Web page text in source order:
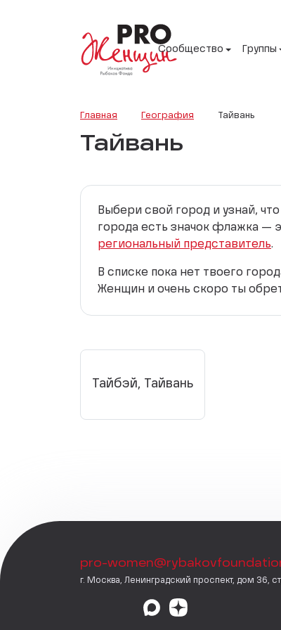
Сообщество Группы
Главная География Тайвань
Тайвань
Выбери свой город и узнай,
города есть значок флажка —
региональный представитель.
В списке пока нет твоего
Женщин и очень скоро ты
Тайбэй, Тайвань
pro-
г. Москва, Ленинградский проспект, дом 36,